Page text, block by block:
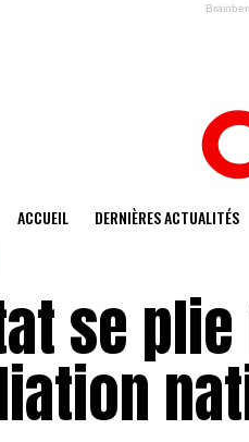
ACCUEIL DERNIÈRES ACTUALITÉS
se